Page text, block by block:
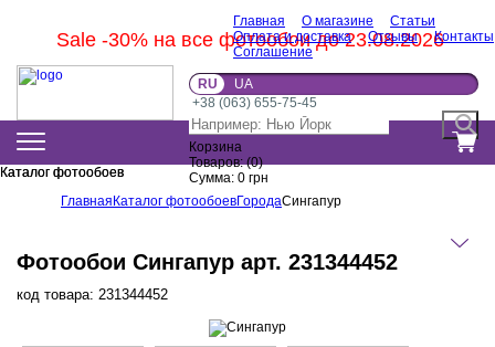
Sale -30% на все фотообои до 23.08.2026
Главная О магазине
Статьи
Оплата и доставка
Отзывы
Контакты
Соглашение
RU
UA
+38 (063) 655-75-45
Корзина
Товаров:(0)
Сумма: 0 грн
Каталог фотообоев
Каталог фотообоев
Главная Каталог фотообоевГородаСингапур
Фотообои Сингапур арт. 231344452
код товара: 231344452